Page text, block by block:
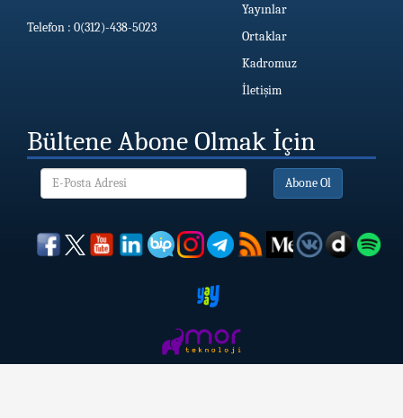
Telefon : 0(312)-438-5023
Yayınlar
Ortaklar
Kadromuz
İletişim
Bültene Abone Olmak İçin
Abone Ol